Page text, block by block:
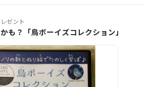
ゼント
も？「鳥ボーイズコレクション」